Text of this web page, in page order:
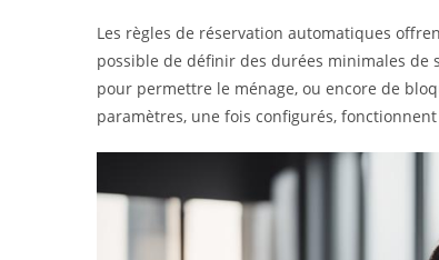
Les règles de réservation automatiques
possible de définir des durées minimales de
pour permettre le ménage, ou encore de
paramètres, une fois configurés,